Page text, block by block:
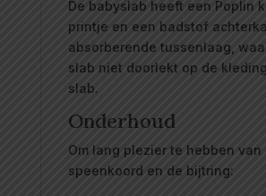
De babyslab heeft een Poplin
printje en een badstof
absorberende tussenlaag,
slab niet doorlekt op de
slab.
Onderhoud
Om lang plezier te hebben van
speenkoord en de bijtring: